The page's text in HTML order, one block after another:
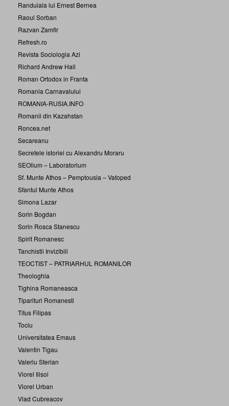
Randuiala lui Ernest Bernea
Raoul Sorban
Razvan Zamfir
Refresh.ro
Revista Sociologia Azi
Richard Andrew Hall
Roman Ortodox in Franta
Romania Carnavalului
ROMANIA-RUSIA.INFO
Romanii din Kazahstan
Roncea.net
Secareanu
Secretele istoriei cu Alexandru Moraru
SEOlium – Laboratorium
Sf. Munte Athos – Pemptousia – Vatoped
Sfantul Munte Athos
Simona Lazar
Sorin Bogdan
Sorin Rosca Stanescu
Spirit Romanesc
Tanchistii Invizibili
TEOCTIST – PATRIARHUL ROMANILOR
Theologhia
Tighina Romaneasca
Tiparituri Romanesti
Titus Filipas
Tociu
Universitatea Emaus
Valentin Tigau
Valeriu Sterian
Viorel Ilisoi
Viorel Urban
Vlad Cubreacov